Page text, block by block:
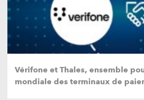
Vérifone et Thales, ensemble
mondiale des terminaux de